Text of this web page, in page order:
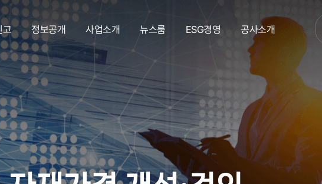
고 정보공개 사업소개 뉴스룸 ESG경영 공사소개